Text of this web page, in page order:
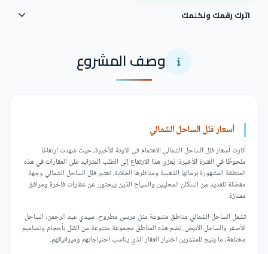
اترك رقمك ونكلمك
وصف المشروع
أسعار فلل الساحل الشمالي
أثارت أسعار فلل الساحل الشمالي الاهتمام في الآونة الأخيرة، حيث شهدت ارتفاعًا
ملحوظًا في الفترة الأخيرة. يُعزى هذا الارتفاع إلى الطلب المتزايد على العقارات في هذه
المنطقة المشهورة برمالها الذهبية ومناظرها الخلابة. تعتبر فلل الساحل الشمالي وجهة
مفضلة للعديد من السكان المحليين والسياح الذين يبحثون عن عقارات فاخرة ومرافق
ممتازة.
تشمل الساحل الشمالي مناطق متنوعة مثل مرسى مطروح، سيدي عبد الرحمن، الساحل
الأصفر والساحل الأبيض. تضم هذه المناطق مجموعة متنوعة من الفلل بأحجام وتصاميم
مختلفة، ما يتيح للمشترين اختيار العقار الذي يناسب احتياجاتهم وميزانياتهم.